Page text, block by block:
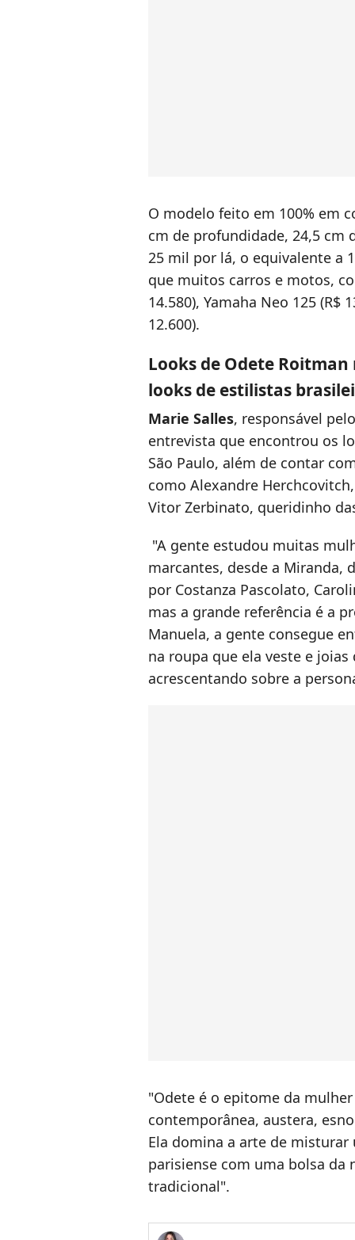
O modelo feito em 100% em
cm de profundidade, 24,5 cm
25 mil por lá, o equivalente a
que muitos carros e motos,
14.580), Yamaha Neo 125 (R$
12.600).
Looks de Odete
looks de estilistas
Marie Salles, responsável
entrevista que encontrou os
São Paulo, além de contar
como Alexandre
Vitor Zerbinato, queridinho
"A gente estudou muitas
marcantes, desde a Miranda,
por Costanza Pascolato,
mas a grande referência é a
Manuela, a gente consegue
na roupa que ela veste e
acrescentando sobre a
"Odete é o epitome da
contemporânea, austera,
Ela domina a arte de
parisiense com uma bolsa da
tradicional".